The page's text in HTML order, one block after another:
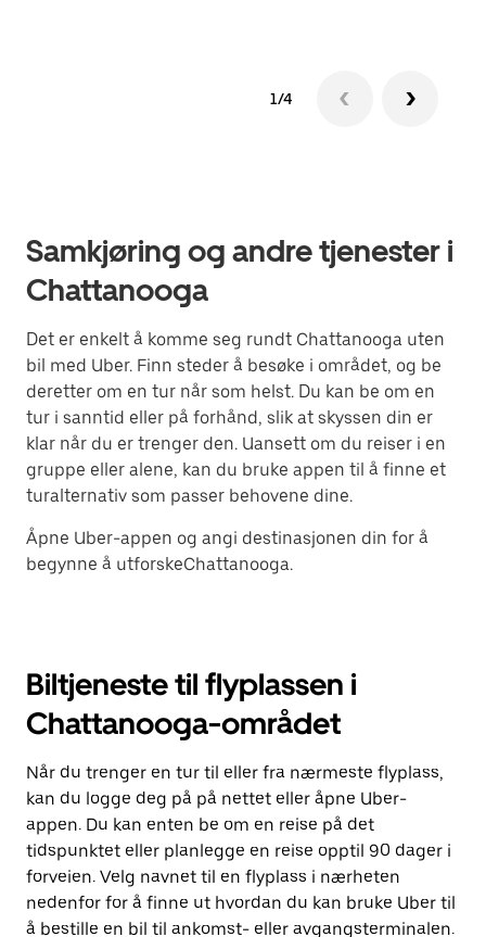
1/4
Samkjøring og andre tjenester i
Chattanooga
Det er enkelt å komme seg rundt Chattanooga uten
bil med Uber. Finn steder å besøke i området, og be
deretter om en tur når som helst. Du kan be om en
tur i sanntid eller på forhånd, slik at skyssen din er
klar når du er trenger den. Uansett om du reiser i en
gruppe eller alene, kan du bruke appen til å finne et
turalternativ som passer behovene dine.
Åpne Uber-appen og angi destinasjonen din for å
begynne å utforskeChattanooga.
Biltjeneste til flyplassen i
Chattanooga-området
Når du trenger en tur til eller fra nærmeste flyplass,
kan du logge deg på på nettet eller åpne Uber-
appen. Du kan enten be om en reise på det
tidspunktet eller planlegge en reise opptil 90 dager i
forveien. Velg navnet til en flyplass i nærheten
nedenfor for å finne ut hvordan du kan bruke Uber til
å bestille en bil til ankomst- eller avgangsterminalen.